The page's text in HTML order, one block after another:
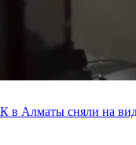
в Алматы сняли на